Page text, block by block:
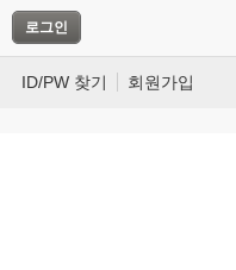
ID/PW 찾기 회원가입